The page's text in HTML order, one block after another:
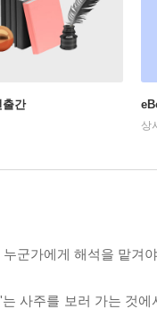
출간
상
군가에게 해석을 맡겨
사주를 보러 가는 것